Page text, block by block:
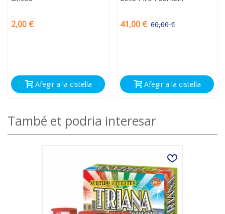
2,00 €
Afegir a la cistella
41,00 € 60,00 €
Afegir a la cistella
També et podria interesar